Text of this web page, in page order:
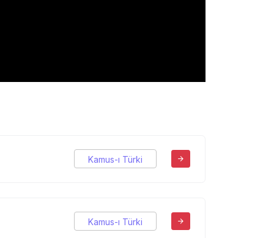
Kamus-ı Türki
Kamus-ı Türki